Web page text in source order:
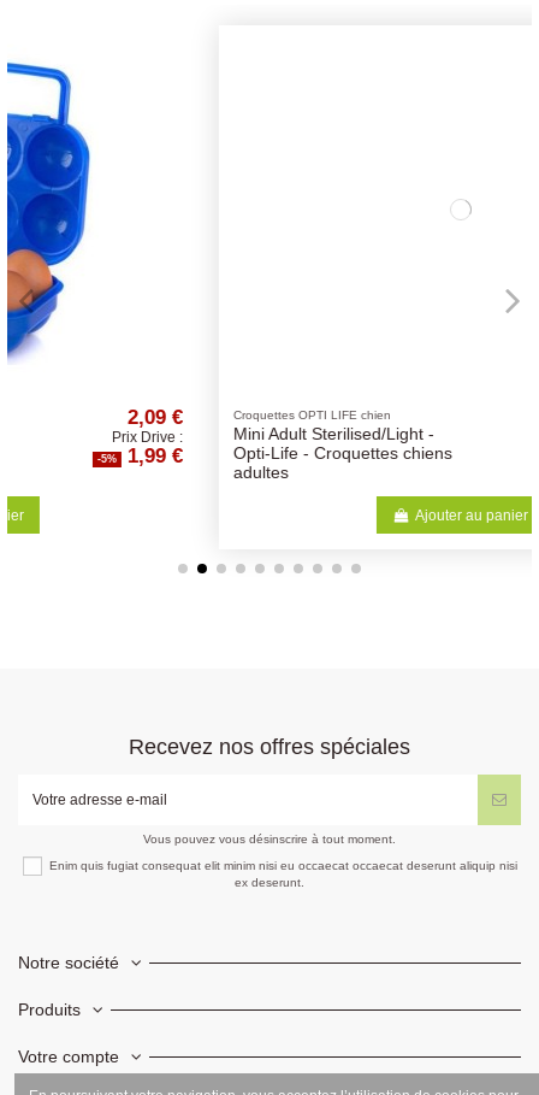
Croquettes OPTI LIFE chien
Mini Adult Sterilised/Light -
Opti-Life - Croquettes chiens
adultes
-5% 31,99 €
Recevez nos offres spéciales
Vous pouvez vous désinscrire à tout moment.
Enim quis fugiat consequat elit minim nisi eu occaecat occaecat deserunt aliquip nisi
ex deserunt.
Notre société
Produits
Votre compte